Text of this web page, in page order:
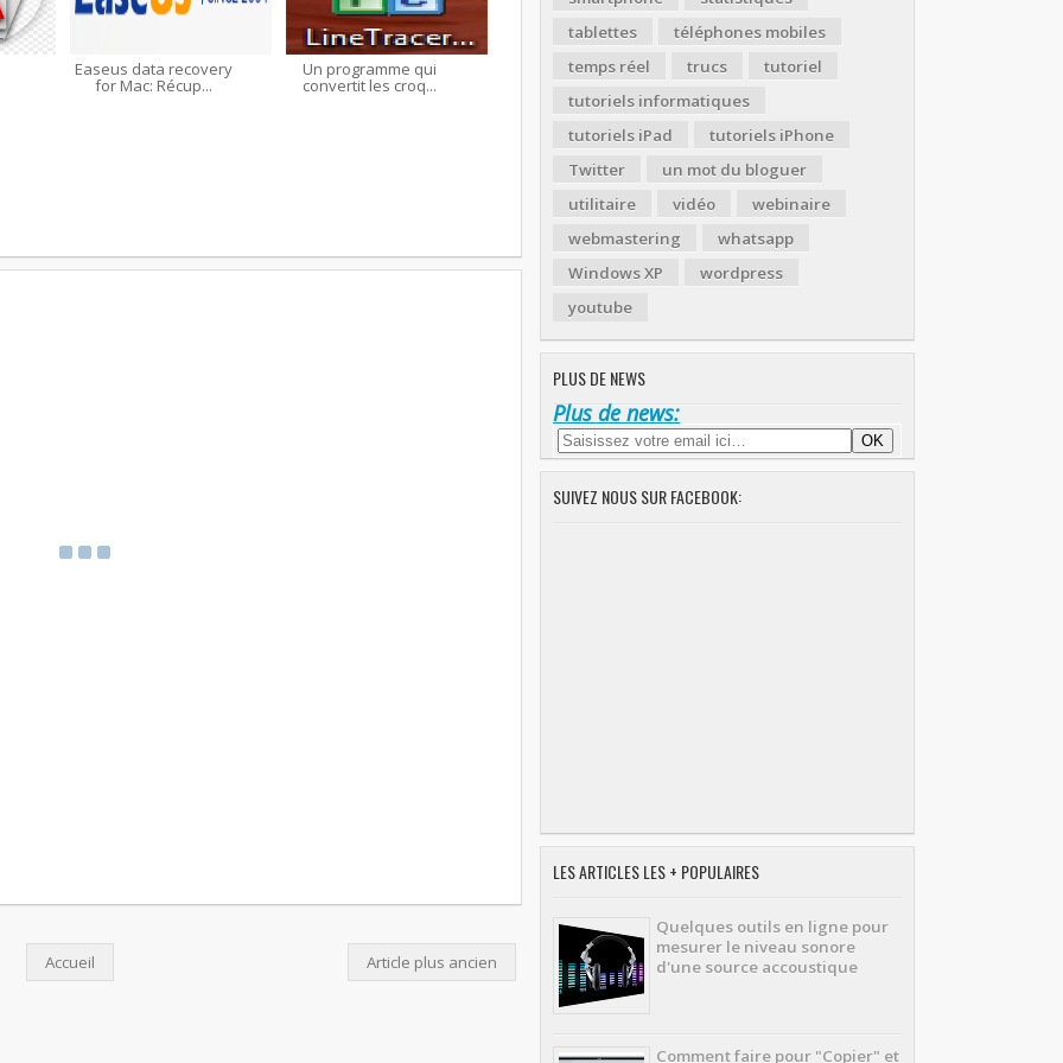
Easeus data recovery
for Mac: Récup...
Un programme qui
convertit les croq...
Article plus ancien
Accueil
tablettes
téléphones mobiles
temps réel
trucs
tutoriel
tutoriels informatiques
tutoriels iPad
tutoriels iPhone
Twitter
un mot du bloguer
utilitaire
vidéo
webinaire
webmastering
whatsapp
Windows XP
wordpress
youtube
PLUS DE NEWS
Plus de news:
SUIVEZ NOUS SUR FACEBOOK:
LES ARTICLES LES + POPULAIRES
Quelques outils en ligne pour
mesurer le niveau sonore
d'une source accoustique
Comment faire pour "Copier" et